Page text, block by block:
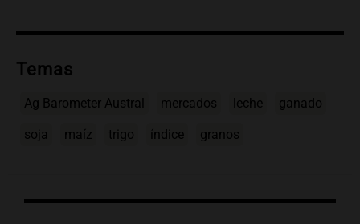
Temas
Ag Barometer Austral mercados leche ganado
soja maíz trigo índice granos